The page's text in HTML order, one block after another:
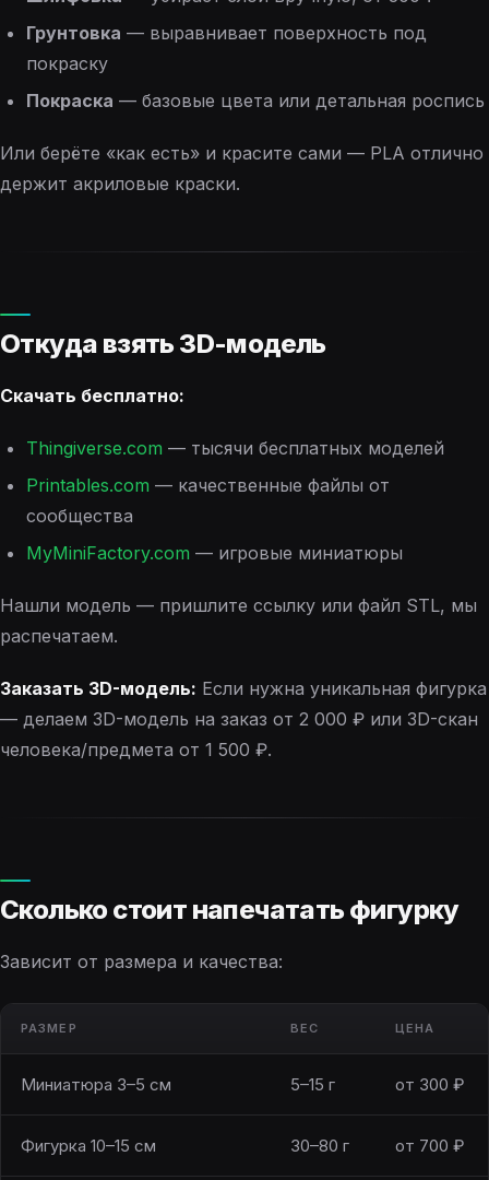
Грунтовка — выравнивает поверхность под
покраску
Покраска — базовые цвета или детальная роспись
Или берёте «как есть» и красите сами — PLA отлично
держит акриловые краски.
Откуда взять 3D-модель
Скачать бесплатно:
Thingiverse.com — тысячи бесплатных моделей
Printables.com — качественные файлы от
сообщества
MyMiniFactory.com — игровые миниатюры
Нашли модель — пришлите ссылку или файл STL, мы
распечатаем.
Заказать 3D-модель: Если нужна уникальная фигурка
— делаем 3D-модель на заказ от 2 000 ₽ или 3D-скан
человека/предмета от 1 500 ₽.
Сколько стоит напечатать фигурку
Зависит от размера и качества:
РАЗМЕР ВЕС ЦЕНА
Миниатюра 3–5 см 5–15 г от 300 ₽
Фигурка 10–15 см 30–80 г от 700 ₽